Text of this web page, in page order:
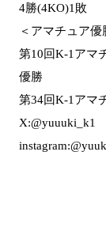
4勝(4KO)1敗
＜アマチュア優
第10回K-1アマ
優勝
第34回K-1アマ
X:@yuuuki_k1